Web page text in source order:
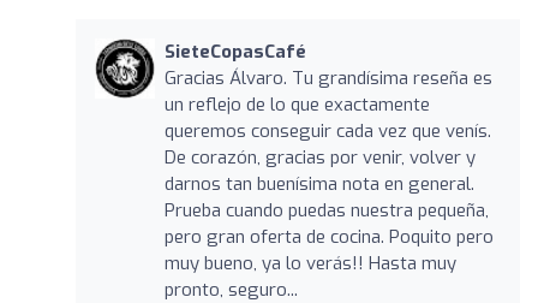
SieteCopasCafé
Gracias Álvaro. Tu grandísima reseña es
un reflejo de lo que exactamente
queremos conseguir cada vez que venís.
De corazón, gracias por venir, volver y
darnos tan buenísima nota en general.
Prueba cuando puedas nuestra pequeña,
pero gran oferta de cocina. Poquito pero
muy bueno, ya lo verás!! Hasta muy
pronto, seguro...